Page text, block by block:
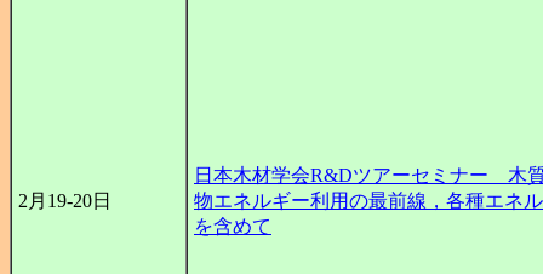
2月19-20日
日本木材学会R&Dツアーセミナー 木
物エネルギー利用の最前線，各種エネ
を含めて